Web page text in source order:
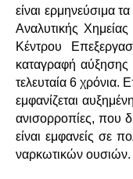
είναι ερμηνεύσιμα
Αναλυτικής
Κέντρου
καταγραφή αύξησης
τελευταία 6 χρόνια.
εμφανίζεται
ανισορροπίες, που
είναι εμφανείς σε
ναρκωτικών ουσιών.